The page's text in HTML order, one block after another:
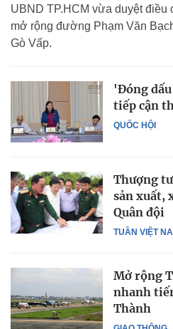
UBND TP.HCM vừa duyệt điều
mở rộng đường Phạm Văn
Gò Vấp.
QUỐC HỘI
'Đóng
tiếp cận
TUẦN VIỆT
Thượng
sản xuất,
Quân đội
Mở rộng
nhanh
Thành